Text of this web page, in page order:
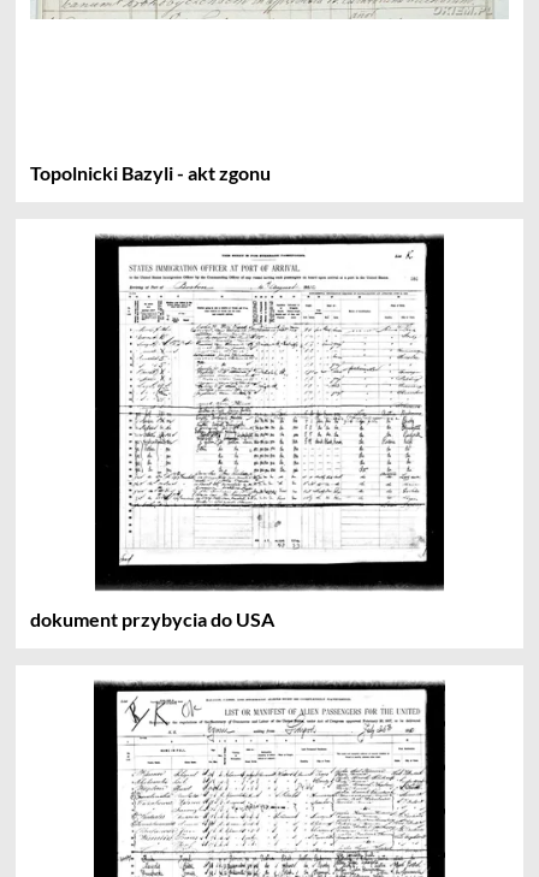
Topolnicki Bazyli - akt zgonu
dokument przybycia do USA